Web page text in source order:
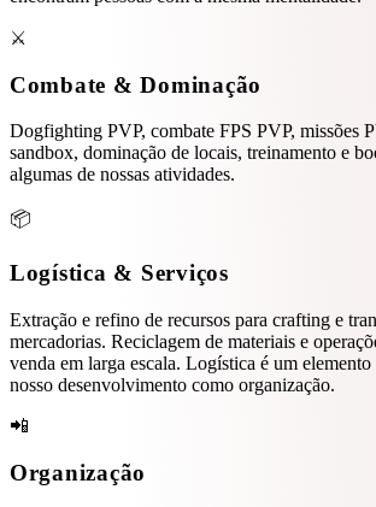
⚔️
Combate & Dominação
Dogfighting PVP, combate FPS PVP, missões
sandbox, dominação de locais, treinamento e
algumas de nossas atividades.
📦
Logística & Serviços
Extração e refino de recursos para crafting e
mercadorias. Reciclagem de materiais e
venda em larga escala. Logística é um
nosso desenvolvimento como organização.
📲
Organização